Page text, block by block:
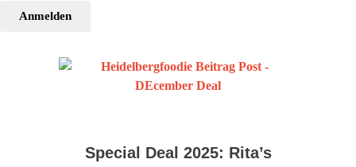
Anmelden
Special Deal 2025: Rita’s